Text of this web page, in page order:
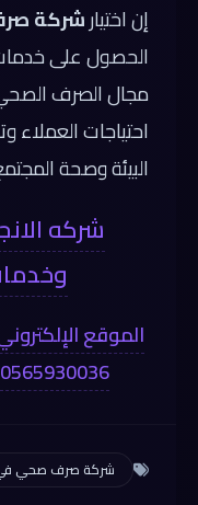
إن اختيارشركة
الحصول على
مجال الصرف
احتياجات
البيئة وصحة
شركه
الموقع
0565930036
شركة صرف صحي في